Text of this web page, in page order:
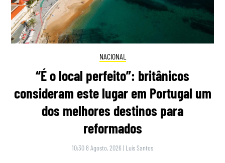
NACIONAL
“É o local perfeito”: britânicos
consideram este lugar em Portugal um
dos melhores destinos para
reformados
10:30 8 Agosto, 2026 | Luís Santos